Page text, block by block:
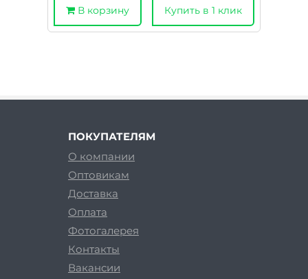
В корзину Купить в 1 клик
ПОКУПАТЕЛЯМ
О компании
Оптовикам
Доставка
Оплата
Фотогалерея
Контакты
Вакансии